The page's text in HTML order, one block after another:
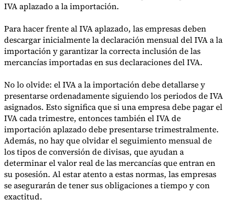
Herramientas
Calculadora de VATCalculadora de GSTCalculadora del impuesto
sobre las ventasVerificador de número de VATRastreador de
mandatos de facturación electrónica
IVA aplazado a la importación.
Para hacer frente al IVA aplazado, las empresas deben
descargar inicialmente la declaración mensual del IVA a la
importación y garantizar la correcta inclusión de las
mercancías importadas en sus declaraciones del IVA.
No lo olvide: el IVA a la importación debe detallarse y
presentarse ordenadamente siguiendo los periodos de IVA
asignados. Esto significa que si una empresa debe pagar el
IVA cada trimestre, entonces también el IVA de
importación aplazado debe presentarse trimestralmente.
Además, no hay que olvidar el seguimiento mensual de
los tipos de conversión de divisas, que ayudan a
determinar el valor real de las mercancías que entran en
su posesión. Al estar atento a estas normas, las empresas
se asegurarán de tener sus obligaciones a tiempo y con
exactitud.